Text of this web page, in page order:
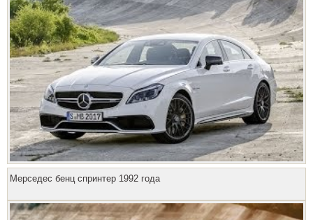
Мерседес бенц спринтер 1992 года